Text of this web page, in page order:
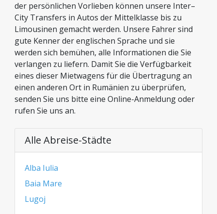
der persönlichen Vorlieben können unsere Inter–
City Transfers in Autos der Mittelklasse bis zu
Limousinen gemacht werden. Unsere Fahrer sind
gute Kenner der englischen Sprache und sie
werden sich bemühen, alle Informationen die Sie
verlangen zu liefern. Damit Sie die Verfügbarkeit
eines dieser Mietwagens für die Übertragung an
einen anderen Ort in Rumänien zu überprüfen,
senden Sie uns bitte eine Online-Anmeldung oder
rufen Sie uns an.
Alle Abreise-Städte
Alba Iulia
Baia Mare
Lugoj